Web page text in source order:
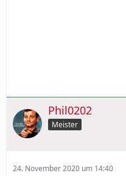
Phil0202
Meister
24. November 2020 um 14:40